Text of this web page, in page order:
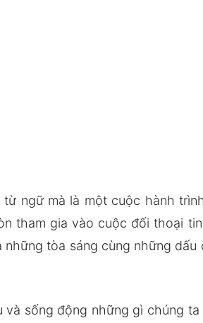
ngữ mà là một cuộc hành
tham gia vào cuộc đối thoại
tòa sáng cùng những dấu
sống động những gì chúng ta